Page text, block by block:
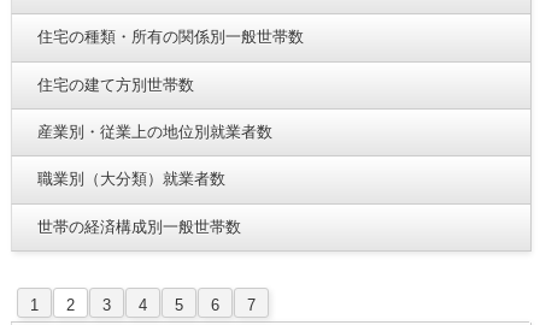
住宅の種類・所有の関係別一般世帯数
住宅の建て方別世帯数
産業別・従業上の地位別就業者数
職業別（大分類）就業者数
世帯の経済構成別一般世帯数
1 2 3 4 5 6
7